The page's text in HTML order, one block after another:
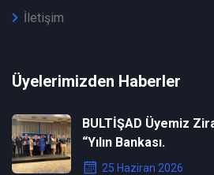
İletişim
Üyelerimizden Haberler
BULTİŞAD Üyemiz
“Yılın Bankası.
25 Haziran 2026